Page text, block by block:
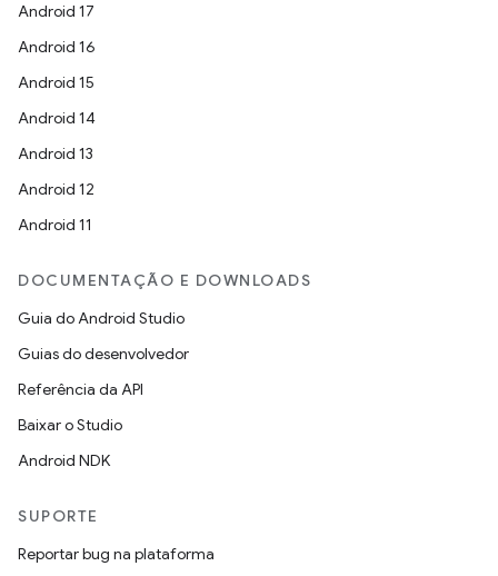
Android 17
Android 16
Android 15
Android 14
Android 13
Android 12
Android 11
DOCUMENTAÇÃO E DOWNLOADS
Guia do Android Studio
Guias do desenvolvedor
Referência da API
Baixar o Studio
Android NDK
SUPORTE
Reportar bug na plataforma